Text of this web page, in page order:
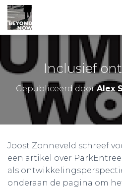
Inclusief
Gepubliceerd doorAlex
Joost Zonneveld schreef
een artikel over
als
onderaan de pagina om